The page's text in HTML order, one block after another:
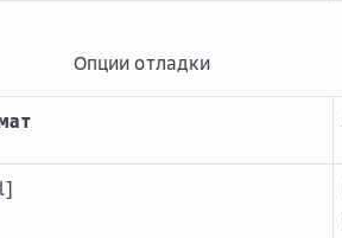
Опции отладки